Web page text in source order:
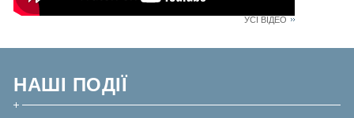
УСІ ВІДЕО
НАШІ ПОДІЇ